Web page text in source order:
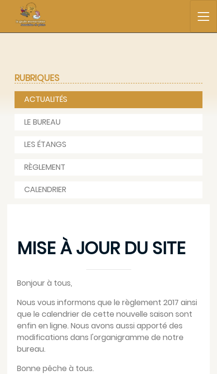
MISE À JOUR DU SITE
Bonjour à tous,
Nous vous informons que le règlement 2017 ainsi
que le calendrier de cette nouvelle saison sont
enfin en ligne. Nous avons aussi apporté des
modifications dans l'organigramme de notre
bureau.
Bonne pêche à tous.
RUBRIQUES
ACTUALITÉS
LE BUREAU
LES ÉTANGS
RÈGLEMENT
CALENDRIER